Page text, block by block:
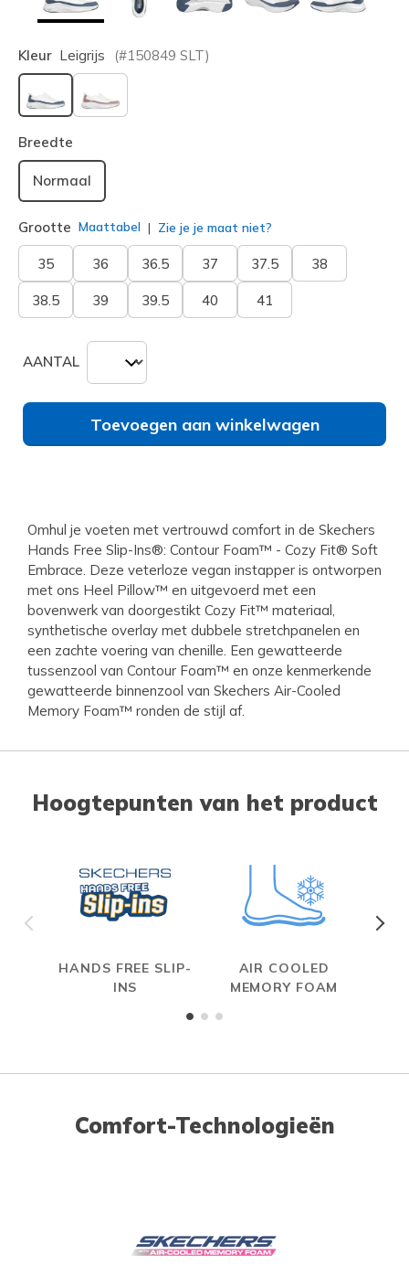
Kleur Leigrijs (#150849 SLT)
geselecteerd
Breedte
Normaal
Grootte Maattabel Zie je je maat niet?
35 36 36.5 37 37.5 38
38.5 39 39.5 40 41
AANTAL
Toevoegen aan winkelwagen
Omhul je voeten met vertrouwd comfort in de Skechers
Hands Free Slip-Ins®: Contour Foam™ - Cozy Fit® Soft
Embrace. Deze veterloze vegan instapper is ontworpen
met ons Heel Pillow™ en uitgevoerd met een
bovenwerk van doorgestikt Cozy Fit™ materiaal,
synthetische overlay met dubbele stretchpanelen en
een zachte voering van chenille. Een gewatteerde
tussenzool van Contour Foam™ en onze kenmerkende
gewatteerde binnenzool van Skechers Air-Cooled
Memory Foam™ ronden de stijl af.
Hoogtepunten van het product
HANDS FREE SLIP-
INS
AIR COOLED
MEMORY FOAM
Comfort-Technologieën